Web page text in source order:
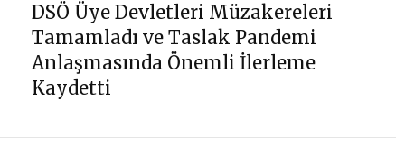
DSÖ Üye Devletleri Müzakereleri
Tamamladı ve Taslak Pandemi
Anlaşmasında Önemli İlerleme
Kaydetti